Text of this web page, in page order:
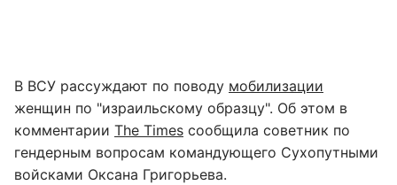
В ВСУ рассуждают по поводу мобилизации
женщин по "израильскому образцу". Об этом в
комментарии The Times сообщила советник по
гендерным вопросам командующего Сухопутными
войсками Оксана Григорьева.